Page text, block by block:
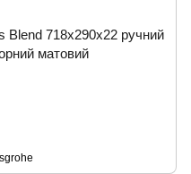
Blend 718x290x22 ручний
матовий